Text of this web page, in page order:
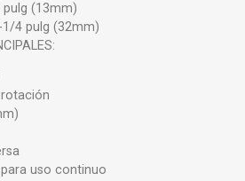
(13mm)
1/4 pulg (32mm)
uso continuo